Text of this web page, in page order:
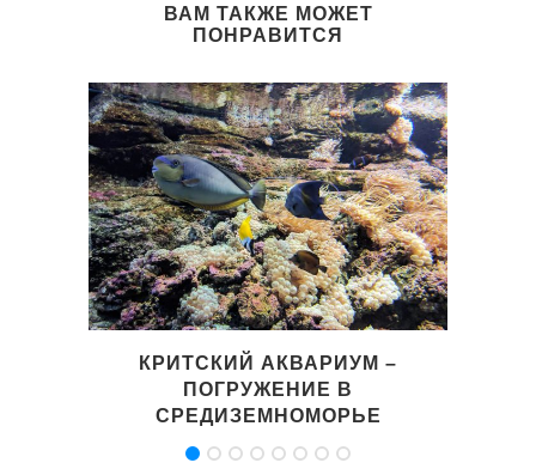
ВАМ ТАКЖЕ МОЖЕТ
ПОНРАВИТСЯ
КРИТСКИЙ АКВАРИУМ –
ПОГРУЖЕНИЕ В
СРЕДИЗЕМНОМОРЬЕ